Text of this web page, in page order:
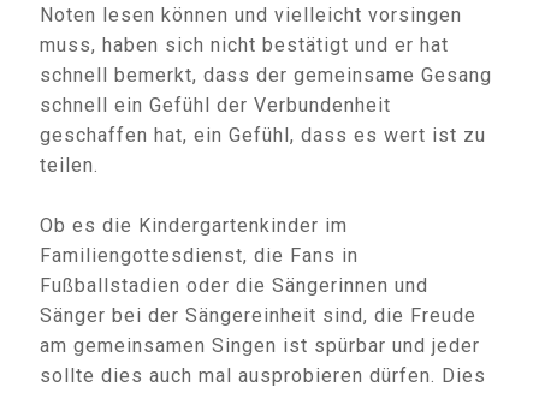
Noten lesen können und vielleicht vorsingen
muss, haben sich nicht bestätigt und er hat
schnell bemerkt, dass der gemeinsame Gesang
schnell ein Gefühl der Verbundenheit
geschaffen hat, ein Gefühl, dass es wert ist zu
teilen.
Ob es die Kindergartenkinder im
Familiengottesdienst, die Fans in
Fußballstadien oder die Sängerinnen und
Sänger bei der Sängereinheit sind, die Freude
am gemeinsamen Singen ist spürbar und jeder
sollte dies auch mal ausprobieren dürfen. Dies